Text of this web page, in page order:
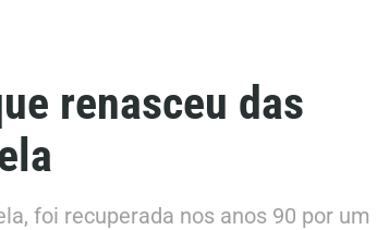
renasceu das
foi recuperada nos anos 90 por um